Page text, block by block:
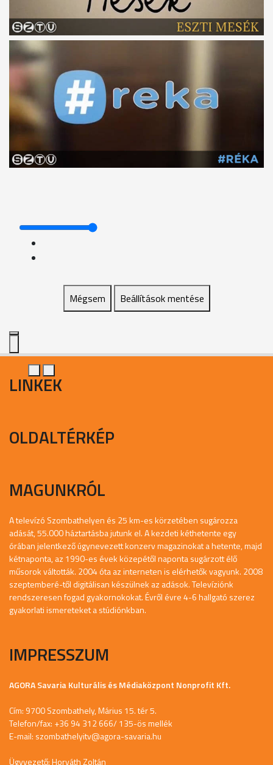
Mégsem Beállítások mentése
LINKEK
OLDALTÉRKÉP
MAGUNKRÓL
A televízó Szombathelyen és 25 km-es körzetében sugározza
adását, 55.000 háztartásba jutunk el. A kezdeti kéthetente egy
órában jelentkező úgynevezett konzerv magazinokat a hetente, majd
kétnaponta, az 1990-es évek közepétől naponta sugárzott élő
műsorok váltották. 2004 óta az interneten is elérhetők vagyunk. 2008
szeptemberé-től digitálisan készülnek az adások. Televíziónk
rendszeresen fogad gyakornokokat. Évről évre 4-6 hallgató szerez
gyakorlati ismereteket a stúdiónkban.
IMPRESSZUM
AGORA Savaria Kulturális és Médiaközpont Nonprofit Kft.
Cím: 9700 Szombathely, Márius 15. tér 5.
Telefon/fax: +36 94 312 666/ 135-ös mellék
E-mail: szombathelyitv@agora-savaria.hu
Ügyvezető: Horváth Zoltán